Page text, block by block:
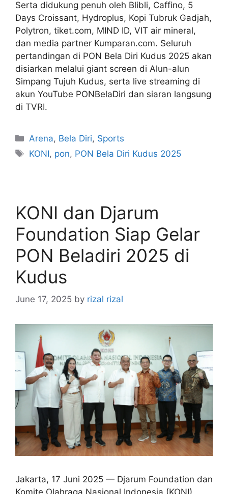
Serta didukung penuh oleh Blibli, Caffino, 5
Days Croissant, Hydroplus, Kopi Tubruk Gadjah,
Polytron, tiket.com, MIND ID, VIT air mineral,
dan media partner Kumparan.com. Seluruh
pertandingan di PON Bela Diri Kudus 2025 akan
disiarkan melalui giant screen di Alun-alun
Simpang Tujuh Kudus, serta live streaming di
akun YouTube PONBelaDiri dan siaran langsung
di TVRI.
Arena, Bela Diri, Sports
KONI, pon, PON Bela Diri Kudus 2025
KONI dan Djarum
Foundation Siap Gelar
PON Beladiri 2025 di
Kudus
June 17, 2025 by rizal rizal
Jakarta, 17 Juni 2025 — Djarum Foundation dan